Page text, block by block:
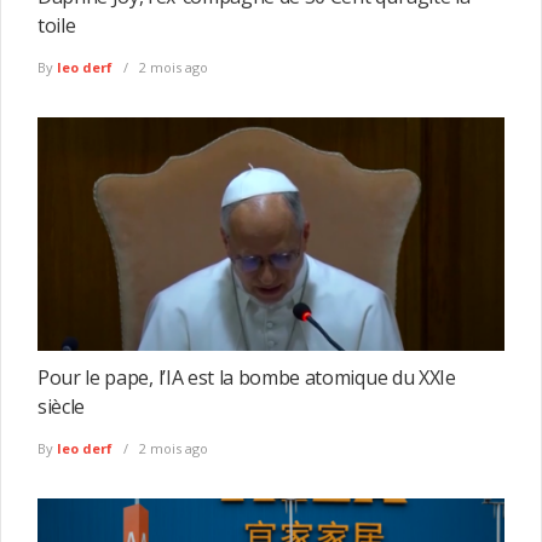
toile
By leo derf 2 mois ago
Pour le pape, l’IA est la bombe atomique du XXIe
siècle
By leo derf 2 mois ago